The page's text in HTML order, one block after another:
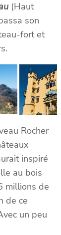
(Haut
son
fort et
Rocher
inspiré
au bois
millions de
de ce
un peu